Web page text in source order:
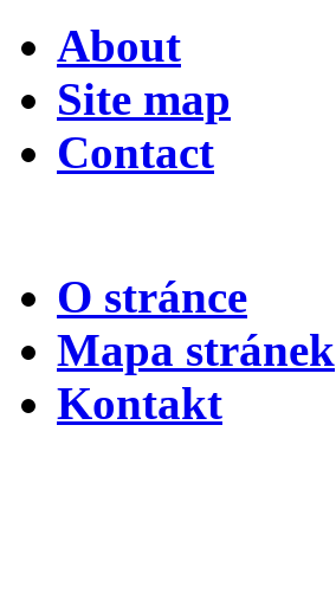
About
Site map
Contact
O stránce
Mapa stránek
Kontakt